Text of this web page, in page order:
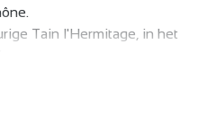
Tain l'Hermitage, in het
beschikt over afgebakende,